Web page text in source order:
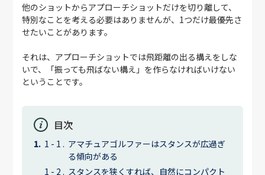
他のショットからアプローチショットだけを切り離して、
特別なことを考える必要はありませんが、1つだけ最優先さ
せたいことがあります。
それは、アプローチショットでは飛距離の出る構えをしな
いで、「振っても飛ばない構え」を作らなければいけない
ということです。
目次
アマチュアゴルファーはスタンスが広過ぎ
る傾向がある
スタンスを狭くすれば、自然にコンパクト